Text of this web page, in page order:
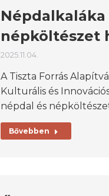
népköltészet
2025.11.04.
A Tiszta Forrás
Kulturális és
népdal és
Bővebben